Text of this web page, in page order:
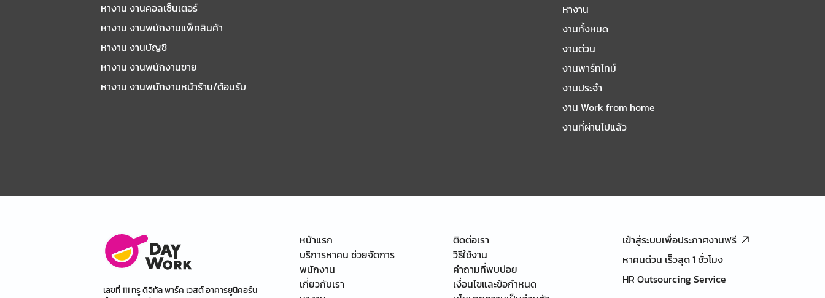
หางาน งานคอลเซ็นเตอร์
หางาน งานพนักงานแพ็คสินค้า
หางาน งานบัญชี
หางาน งานพนักงานขาย
หางาน งานพนักงานหน้าร้าน/ต้อนรับ
หางาน
งานทั้งหมด
งานด่วน
งานพาร์ทไทม์
งานประจำ
งาน Work from home
งานที่ผ่านไปแล้ว
เลขที่ 111 ทรู ดิจิทัล พาร์ค เวสต์ อาคารยูนิคอร์น
หน้าแรก
บริการหาคน ช่วยจัดการ
พนักงาน
เกี่ยวกับเรา
ติดต่อเรา
วิธีใช้งาน
คำถามที่พบบ่อย
เงื่อนไขและข้อกำหนด
เข้าสู่ระบบเพื่อประกาศงานฟรี
หาคนด่วน เร็วสุด 1 ชั่วโมง
HR Outsourcing Service